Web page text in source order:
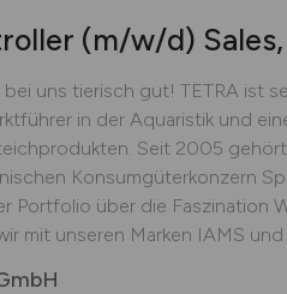
(m/w/d)
bei uns tierisch gut! TETRA ist
in der Aquaristik und
Seit 2005
Konsumgüterkonzern
Portfolio über die Faszination
mit unseren Marken IAMS und